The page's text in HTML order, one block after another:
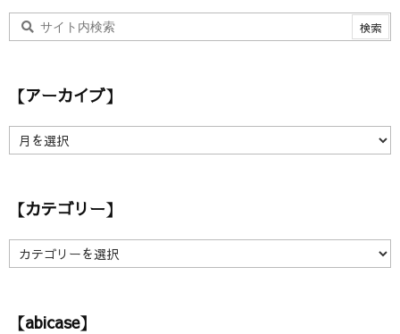
【アーカイブ】
ア
イ【カテゴリー】
【
カ
リ【abicase】